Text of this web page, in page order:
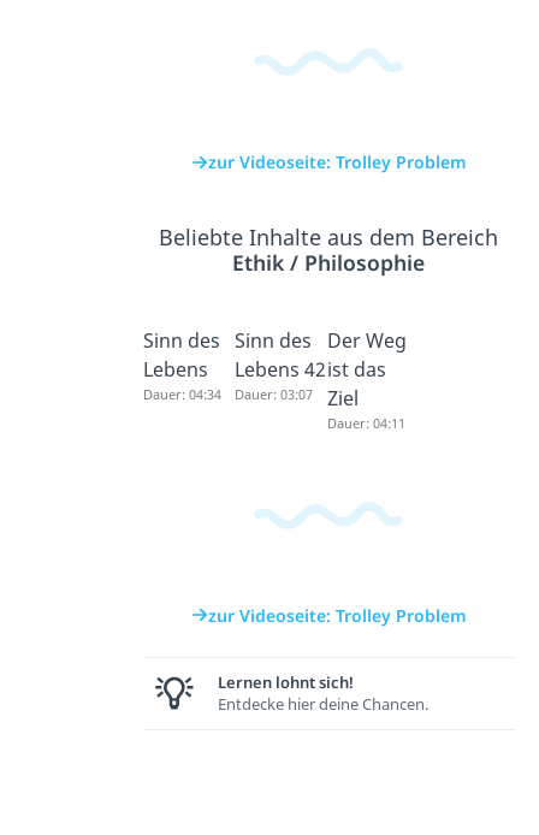
zur Videoseite: Trolley Problem
Beliebte Inhalte aus dem Bereich
Ethik / Philosophie
Sinn des
Lebens
Dauer: 04:34
Sinn des
Lebens 42
Dauer: 03:07
Der Weg
ist das
Ziel
Dauer: 04:11
zur Videoseite: Trolley Problem
Lernen lohnt sich!
Entdecke hier deine Chancen.